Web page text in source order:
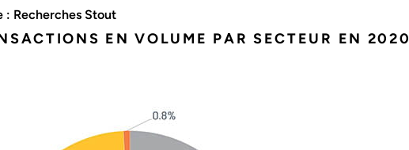
: Recherches Stout
EN VOLUME PAR SECTEUR EN 2020